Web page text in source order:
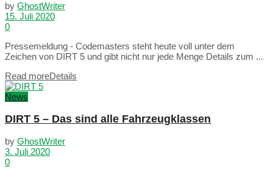
by GhostWriter
15. Juli 2020
0
Pressemeldung - Codemasters steht heute voll unter dem
Zeichen von DIRT 5 und gibt nicht nur jede Menge Details zum ...
Read moreDetails
News
DIRT 5 – Das sind alle Fahrzeugklassen
by GhostWriter
3. Juli 2020
0